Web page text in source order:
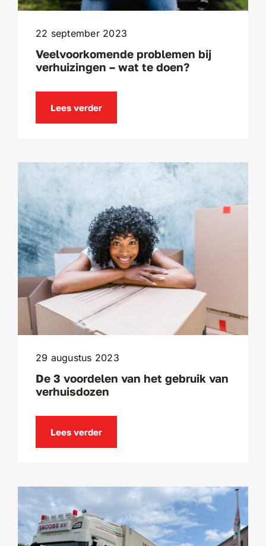
22 september 2023
Veelvoorkomende problemen bij
verhuizingen – wat te doen?
Lees verder
29 augustus 2023
De 3 voordelen van het gebruik van
verhuisdozen
Lees verder